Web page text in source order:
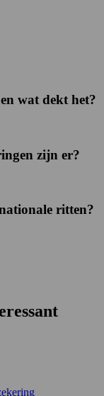
wat dekt het?
zijn er?
ritten?